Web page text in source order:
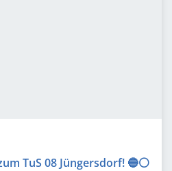
TuS 08 Jüngersdorf! 🔵⚪️